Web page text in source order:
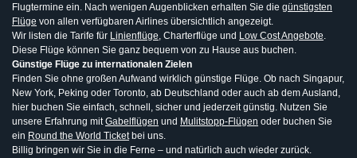
Flugtermine ein. Nach wenigen Augenblicken erhalten Sie die günstigsten
Flüge von allen verfügbaren Airlines übersichtlich angezeigt.
Wir listen die Tarife für Linienflüge, Charterflüge und Low Cost Angebote.
Diese Flüge können Sie ganz bequem von zu Hause aus buchen.
Günstige Flüge zu internationalen Zielen
Finden Sie ohne großen Aufwand wirklich günstige Flüge. Ob nach Singapur,
New York, Peking oder Toronto, ab Deutschland oder auch ab dem Ausland,
hier buchen Sie einfach, schnell, sicher und jederzeit günstig. Nutzen Sie
unsere Erfahrung mitGabelflügen und Mulitstopp-Flügen oder buchen Sie
ein Round the World Ticketbei uns.
Billig bringen wir Sie in die Ferne – und natürlich auch wieder zurück.